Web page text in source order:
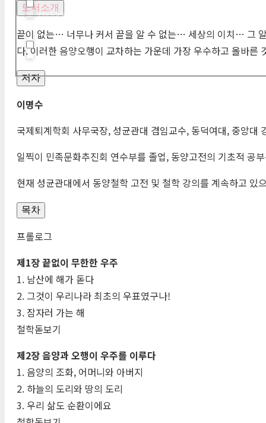
Hidden label
Hidden label
도서소개
끝이 없는… 너무나 커서 끝을 알 수 없는… 세상의 이치… 그
다. 이러한 음양오행이 교차하는 가운데 가장 우수하고 올바
저자
이명수
국제퇴계학회 사무국장, 성균관대 겸임교수, 동덕여대, 중앙
일찍이 민족문화추진회 연수부를 졸업, 동양고전의 기초적 공
현재 성균관대에서 동양철학 고전 및 철학 강의를 계속하고 있
목차
프롤로그
제1장 끝없이 무한한 우주
1. 남산에 해가 돋다
2. 그것이 우리나라 최초의 우표였구나!
3. 잠자러 가는 해
철학돋보기
제2장 음양과 오행이 우주를 이루다
1. 음양의 조화, 어머니와 아버지
2. 하늘의 도리와 땅의 도리
3. 우리 삶도 순환이에요